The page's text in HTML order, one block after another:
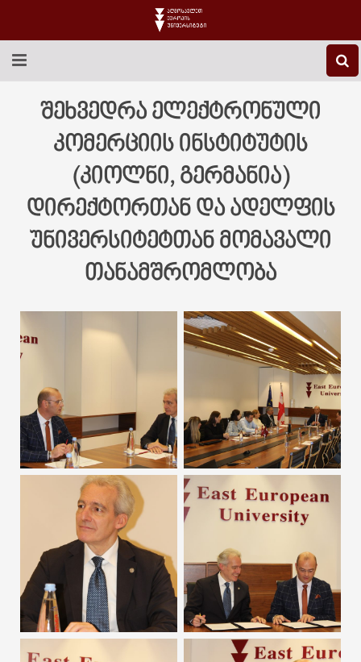
EEU-Ს ᲨᲔᲡᲐᲮᲔᲑ
ᲒᲐᲜᲐᲗᲚᲔᲑᲐ
ᲡᲐᲔᲠᲗᲐᲨᲝᲠᲘᲡᲝ
ᲑᲘᲑᲚᲘᲝᲗᲔᲙᲐ
ᲡᲢᲣᲓᲔᲜᲢᲣᲠᲘ ᲪᲮᲝᲕᲠᲔᲑᲐ
შეხვედრა ელექტრონული
კომერციის ინსტიტუტის
(კიოლნი, გერმანია)
დირექტორთან და ადელფის
უნივერსიტეტთან მომავალი
თანამშრომლობა